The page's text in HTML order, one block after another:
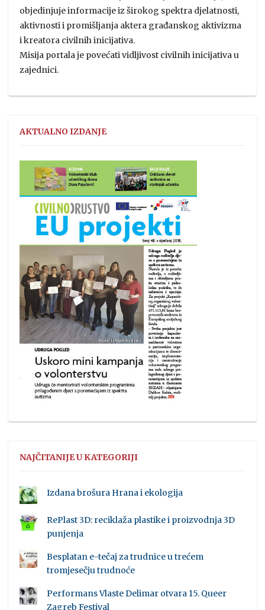
objedinjuje informacije iz širokog spektra djelatnosti,
aktivnosti i promišljanja aktera građanskog aktivizma
i kreatora civilnih inicijativa.
Misija portala je povećati vidljivost civilnih inicijativa u
zajednici.
AKTUALNO IZDANJE
NAJČITANIJE U KATEGORIJI
Izdana brošura Hrana i ekologija
RePlast 3D: reciklaža plastike i proizvodnja 3D
punjenja
Besplatan e-tečaj za trudnice u trećem
tromjesečju trudnoće
Performans Vlaste Delimar otvara 15. Queer
Zagreb Festival